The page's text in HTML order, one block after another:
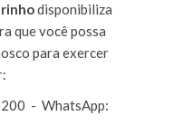
disponibiliza
que você possa
para exercer
- WhatsApp: